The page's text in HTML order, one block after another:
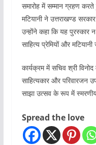
समारोह में सम्मान ग्रहण
मटियानी ने उत्तराखण्ड
उन्होंने कहा कि यह
साहित्य प्रेमियों और
कार्यक्रम में सचिव श्री
साहित्यकार और परिवारजन
साझा उत्सव के रूप में
Spread the love